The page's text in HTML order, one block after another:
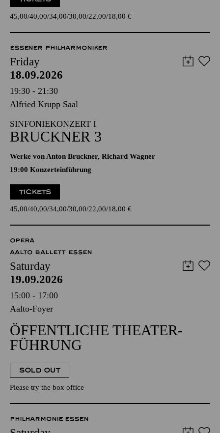
45,00 40,00 34,00 30,00 22,00 18,00 €
ESSENER PHILHARMONIKER
Friday
18.09.2026
19:30 - 21:30
Alfried Krupp Saal
SINFONIEKONZERT I
BRUCKNER 3
Werke von Anton Bruckner, Richard Wagner
19:00 Konzerteinführung
TICKETS
45,00 40,00 34,00 30,00 22,00 18,00 €
OPERA
AALTO BALLETT ESSEN
Saturday
19.09.2026
15:00 - 17:00
Aalto-Foyer
ÖFFENTLICHE THEATER­
FÜHRUNG
SOLD OUT
Please try the box office
PHILHARMONIE ESSEN